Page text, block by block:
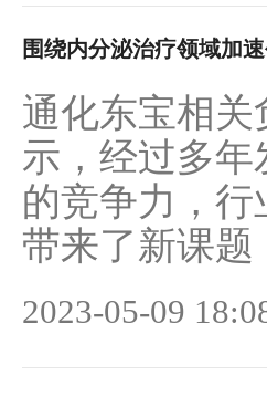
围绕内分泌治疗领域加
通化东宝相
示，经过多
的竞争力，
带来了新课
2023-05-09